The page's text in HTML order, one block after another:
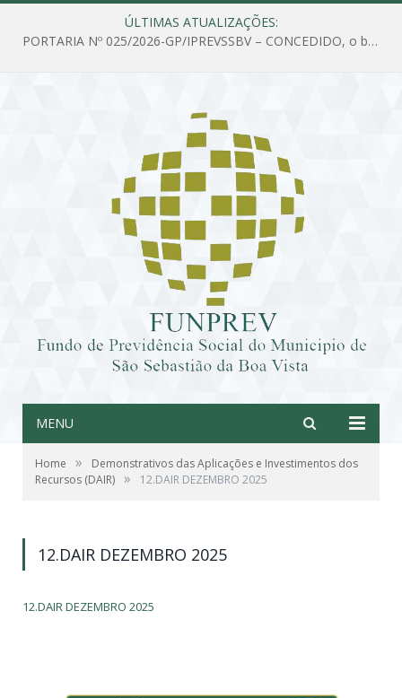
ÚLTIMAS ATUALIZAÇÕES:
PORTARIA Nº 025/2026-GP/IPREVSSBV – CONCEDIDO, o benefício de PENSÃO a MARIA ESTELA DOS SANTOS SOUZA
MENU
Home »
Demonstrativos das Aplicações e Investimentos dos
Recursos (DAIR) » 12.DAIR DEZEMBRO 2025
12.DAIR DEZEMBRO 2025
12.DAIR DEZEMBRO 2025